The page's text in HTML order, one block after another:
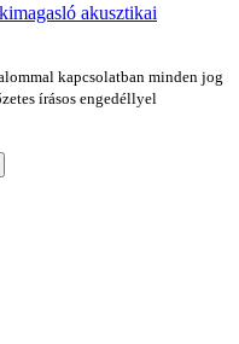
akusztikai
kapcsolatban minden jog
írásos engedéllyel